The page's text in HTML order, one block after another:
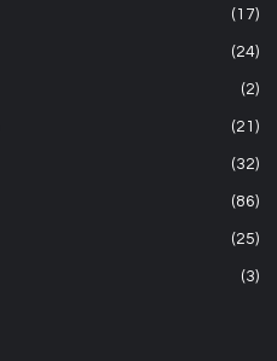
(17)
(24)
(2)
(21)
(32)
(86)
(25)
(3)